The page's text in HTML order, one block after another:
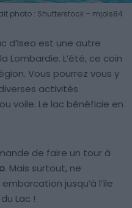
photo : Shutterstock – mjols84
d’Iseo est une autre
L’été, ce coin
Vous pourrez vous y
activités
voile. Le lac bénéficie en
de faire un tour à
. Mais surtout, ne
jusqu’à l’île
Lac !